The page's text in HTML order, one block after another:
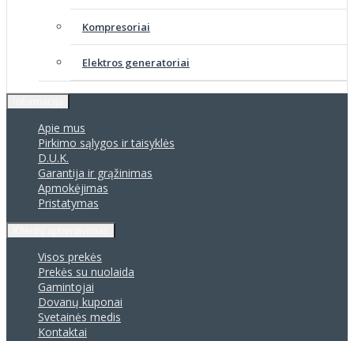
Kompresoriai
Elektros generatoriai
Apie mus
Pirkimo sąlygos ir taisyklės
D.U.K.
Garantija ir grąžinimas
Apmokėjimas
Pristatymas
Visos prekės
Prekės su nuolaida
Gamintojai
Dovanų kuponai
Svetainės medis
Kontaktai